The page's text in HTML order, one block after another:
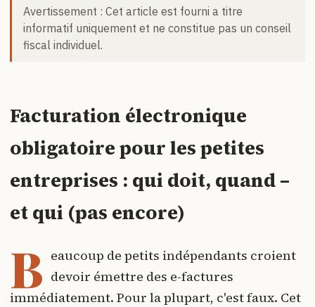
Avertissement : Cet article est fourni a titre
informatif uniquement et ne constitue pas un conseil
fiscal individuel.
Facturation électronique
obligatoire pour les petites
entreprises : qui doit, quand –
et qui (pas encore)
B eaucoup de petits indépendants croient
devoir émettre des e-factures
immédiatement. Pour la plupart, c'est faux. Cet